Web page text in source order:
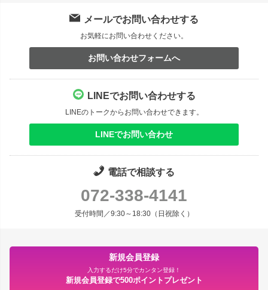
メールでお問い合わせする
お気軽にお問い合わせください。
お問い合わせフォームへ
LINEでお問い合わせする
LINEのトークからお問い合わせできます。
LINEでお問い合わせ
電話で相談する
072-338-4141
受付時間／9:30～18:30（日祝除く）
新規会員登録
入力するだけ5分でカンタン登録！
新規会員登録で500ポイントプレゼント